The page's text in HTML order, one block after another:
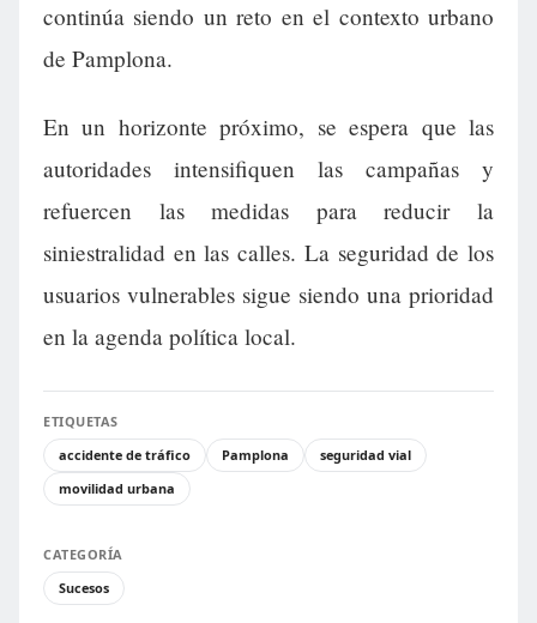
continúa siendo un reto en el contexto urbano
de Pamplona.
En un horizonte próximo, se espera que las
autoridades intensifiquen las campañas y
refuercen las medidas para reducir la
siniestralidad en las calles. La seguridad de los
usuarios vulnerables sigue siendo una prioridad
en la agenda política local.
ETIQUETAS
accidente de tráfico
Pamplona
seguridad vial
movilidad urbana
CATEGORÍA
Sucesos